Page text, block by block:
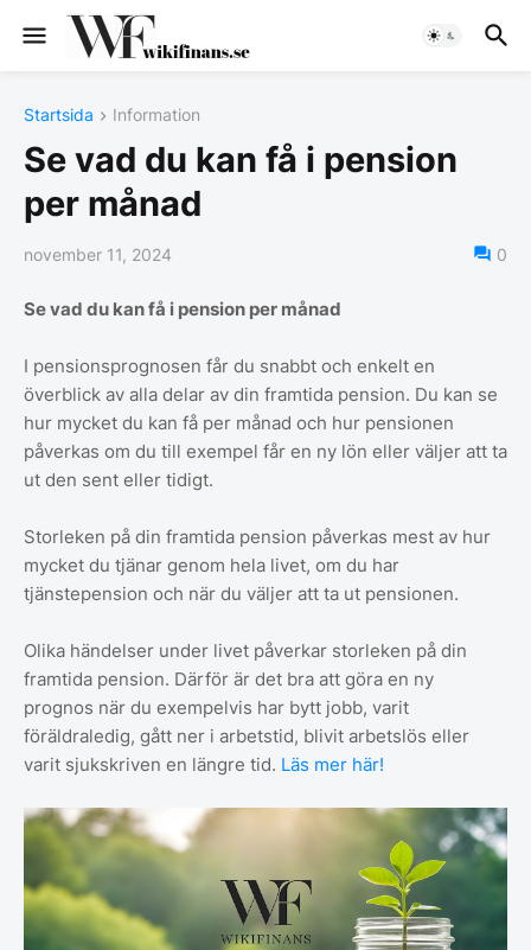
Startsida Information
Se vad du kan få i pension
per månad
november 11, 2024 0
Se vad du kan få i pension per månad
I pensionsprognosen får du snabbt och enkelt en
överblick av alla delar av din framtida pension. Du kan se
hur mycket du kan få per månad och hur pensionen
påverkas om du till exempel får en ny lön eller väljer att ta
ut den sent eller tidigt.
Storleken på din framtida pension påverkas mest av hur
mycket du tjänar genom hela livet, om du har
tjänstepension och när du väljer att ta ut pensionen.
Olika händelser under livet påverkar storleken på din
framtida pension. Därför är det bra att göra en ny
prognos när du exempelvis har bytt jobb, varit
föräldraledig, gått ner i arbetstid, blivit arbetslös eller
varit sjukskriven en längre tid. Läs mer här!